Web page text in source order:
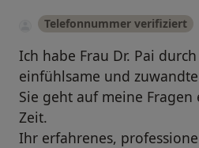
Telefonnummer verifiziert
Ich habe Frau Dr. Pai
einfühlsame und
Sie geht auf meine
Zeit.
Ihr erfahrenes,